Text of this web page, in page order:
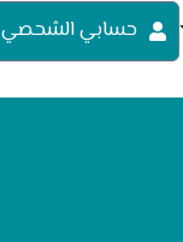
حسابي الشحصي